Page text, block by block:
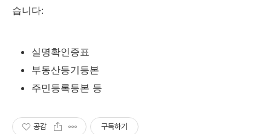
습니다:
실명확인증표
부동산등기등본
주민등록등본 등
공감 구독하기